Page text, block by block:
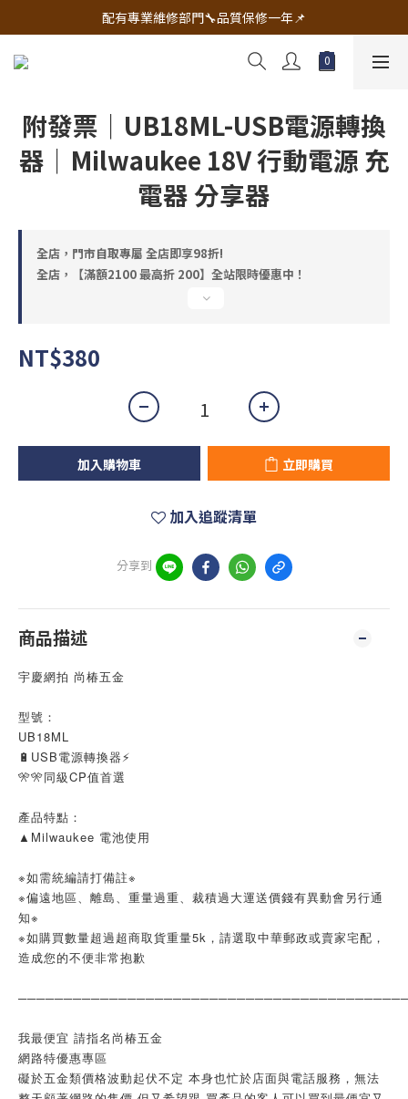
🔧電動工具&五金唯一首選 宇慶五金網拍🔧
配有專業維修部門🔧品質保修一年📌
🔧電動工具&五金唯一首選 宇慶五金網拍🔧
附發票｜UB18ML-USB電源轉換
器｜Milwaukee 18V 行動電源 充
電器 分享器
全店，門市自取專屬 全店即享98折!
全店，【滿額2100 最高折 200】全站限時優惠中！
NT$380
加入購物車 立即購買
加入追蹤清單
分享到
商品描述
宇慶網拍 尚椿五金
型號：
UB18ML
🔋USB電源轉換器⚡
🎌🎌同級CP值首選
產品特點：
▲Milwaukee 電池使用
※如需統編請打備註※
※偏遠地區、離島、重量過重、裁積過大運送價錢有異動會另行通
知※
※如購買數量超過超商取貨重量5k，請選取中華郵政或賣家宅配，
造成您的不便非常抱歉
我最便宜 請指名尚椿五金
網路特優惠專區
礙於五金類價格波動起伏不定 本身也忙於店面與電話服務，無法